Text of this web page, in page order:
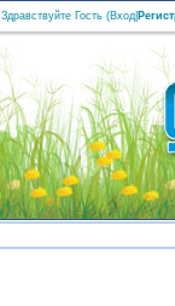
Здравствуйте Гость (Вход